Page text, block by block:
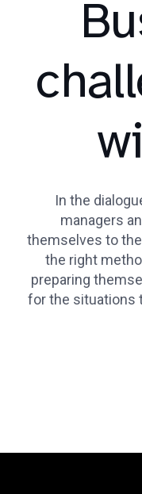
In the
managers
themselves to
the right
preparing
for the situations